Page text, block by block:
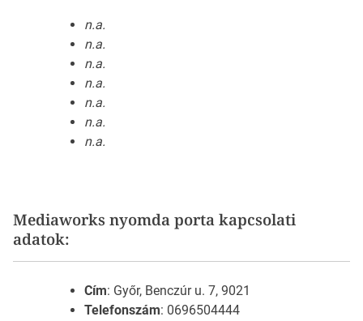
n.a.
n.a.
n.a.
n.a.
n.a.
n.a.
n.a.
Mediaworks nyomda porta kapcsolati
adatok:
Cím: Győr, Benczúr u. 7, 9021
Telefonszám: 0696504444